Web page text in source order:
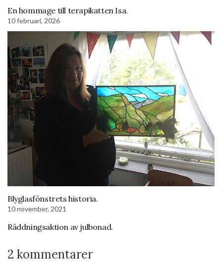
En hommage till terapikatten Isa.
10 februari, 2026
Blyglasfönstrets historia.
10 november, 2021
Räddningsaktion av julbonad.
2 kommentarer